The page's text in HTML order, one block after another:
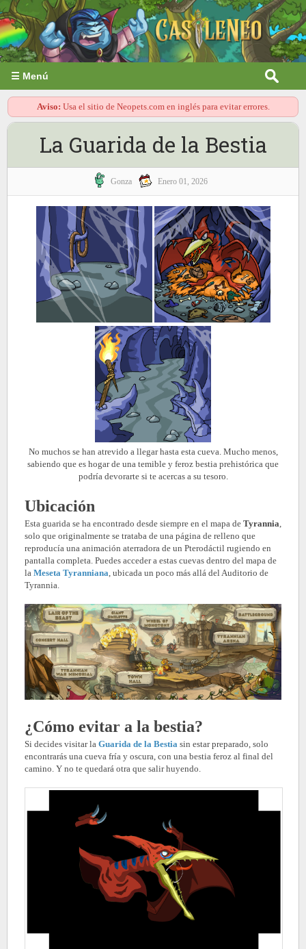
☰ Menú
Aviso: Usa el sitio de Neopets.com en inglés para evitar errores.
La Guarida de la Bestia
Gonza Enero 01, 2026
No muchos se han atrevido a llegar hasta esta cueva. Mucho menos,
sabiendo que es hogar de una temible y feroz bestia prehistórica que
podría devorarte si te acercas a su tesoro.
Ubicación
Esta guarida se ha encontrado desde siempre en el mapa de Tyrannia
solo que originalmente se trataba de una página de relleno que
reproducía una animación aterradora de un Pterodáctil rugiendo en
pantalla completa. Puedes acceder a estas cuevas dentro del mapa de
la Meseta Tyranniana , ubicada un poco más allá del Auditorio de
Tyrannia.
¿Cómo evitar a la bestia?
Si decides visitar la Guarida de la Bestia sin estar preparado, solo
encontrarás una cueva fría y oscura, con una bestia feroz al final del
camino. Y no te quedará otra que salir huyendo.